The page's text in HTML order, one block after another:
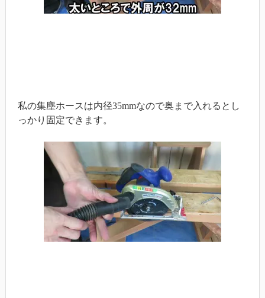
私の集塵ホースは内径35mmなので奥まで入れるとし
っかり固定できます。